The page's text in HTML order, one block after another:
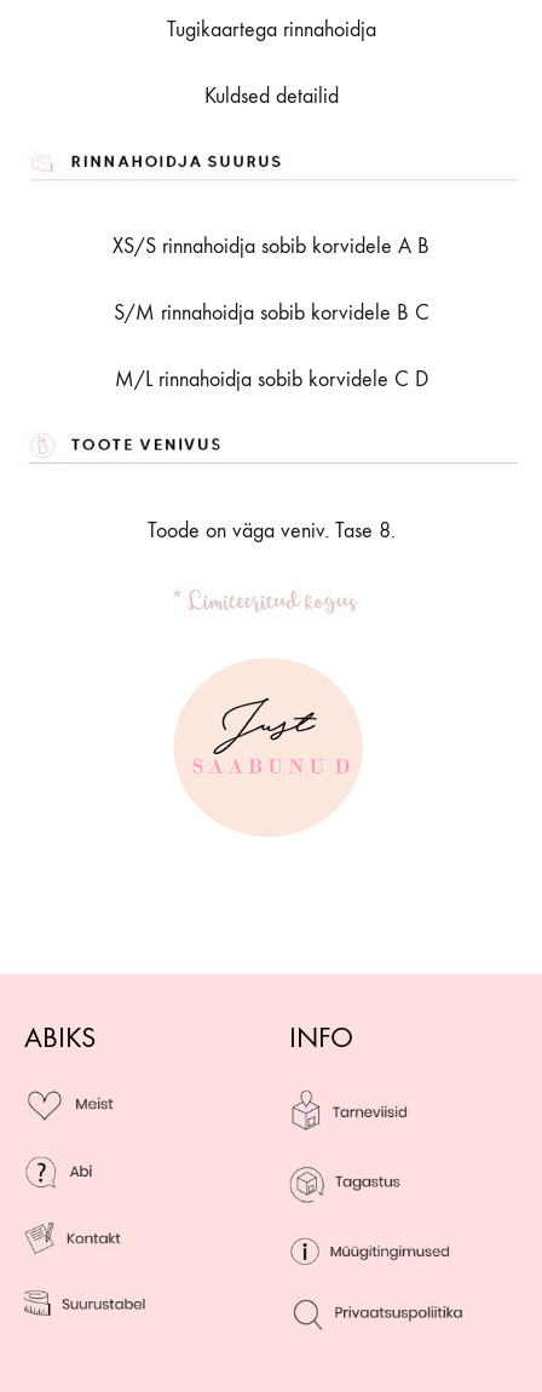
Tugikaartega rinnahoidja
Kuldsed detailid
XS/S rinnahoidja sobib korvidele A B
S/M rinnahoidja sobib korvidele B C
M/L rinnahoidja sobib korvidele C D
Toode on väga veniv. Tase 8.
ABIKS INFO